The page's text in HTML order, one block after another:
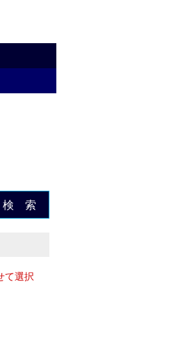
検 索
て選択